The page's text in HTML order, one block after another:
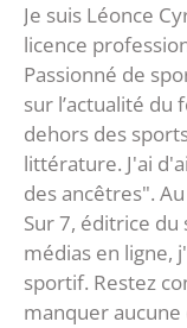
Je suis Léonce
licence
Passionné de
sur l’actualité du
dehors des
littérature. J'ai
des ancêtres".
Sur 7, éditrice
médias en ligne,
sportif. Restez
manquer